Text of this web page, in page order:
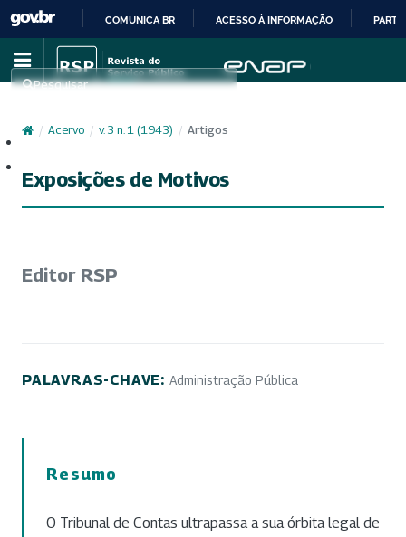
IR
PARA
CONTEÚDO
COMUNICA BR ACESSO À INFORMAÇÃO
Pesquisar
/ Acervo / v. 3 n. 1 (1943) / Artigos
Exposições de Motivos
Editor RSP
PALAVRAS-CHAVE: Administração Pública
Resumo
O Tribunal de Contas ultrapassa a sua órbita legal de